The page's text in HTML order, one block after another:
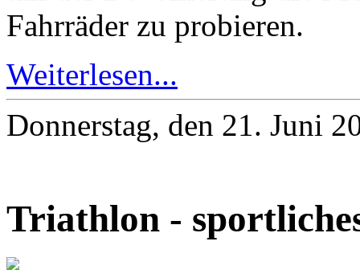
Fahrräder zu probieren.
Weiterlesen...
Donnerstag, den 21. Juni
Triathlon -